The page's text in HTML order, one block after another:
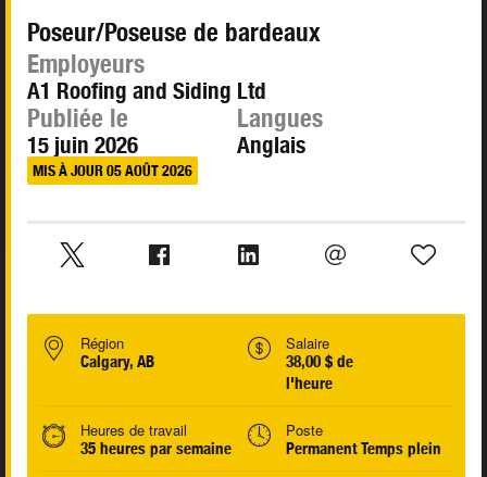
Poseur/Poseuse de bardeaux
Employeurs
A1 Roofing and Siding Ltd
Publiée le
15 juin 2026
MIS À JOUR 05 AOÛT 2026
Langues
Anglais
Région
Calgary, AB
Salaire
38,00 $ de
l'heure
Heures de travail
35 heures par semaine
Poste
Permanent Temps plein